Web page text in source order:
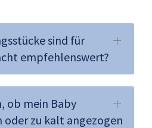
sind für
empfehlenswert?
ob mein Baby
oder zu kalt angezogen